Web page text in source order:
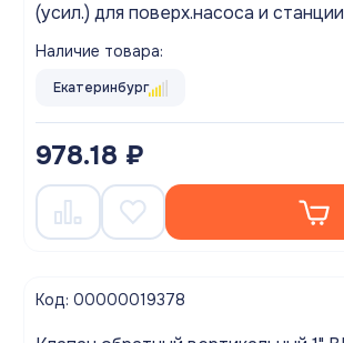
(усил.) для поверх.насоса и станции
Наличие товара:
Екатеринбург
978.18 ₽
Код: 00000019378